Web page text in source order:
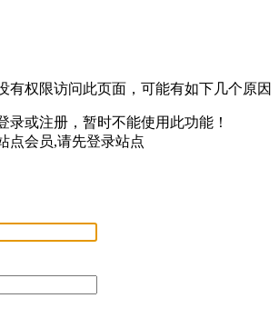
有权限访问此页面，可能有如下几个原因
录或注册，暂时不能使用此功能！
点会员,请先登录站点